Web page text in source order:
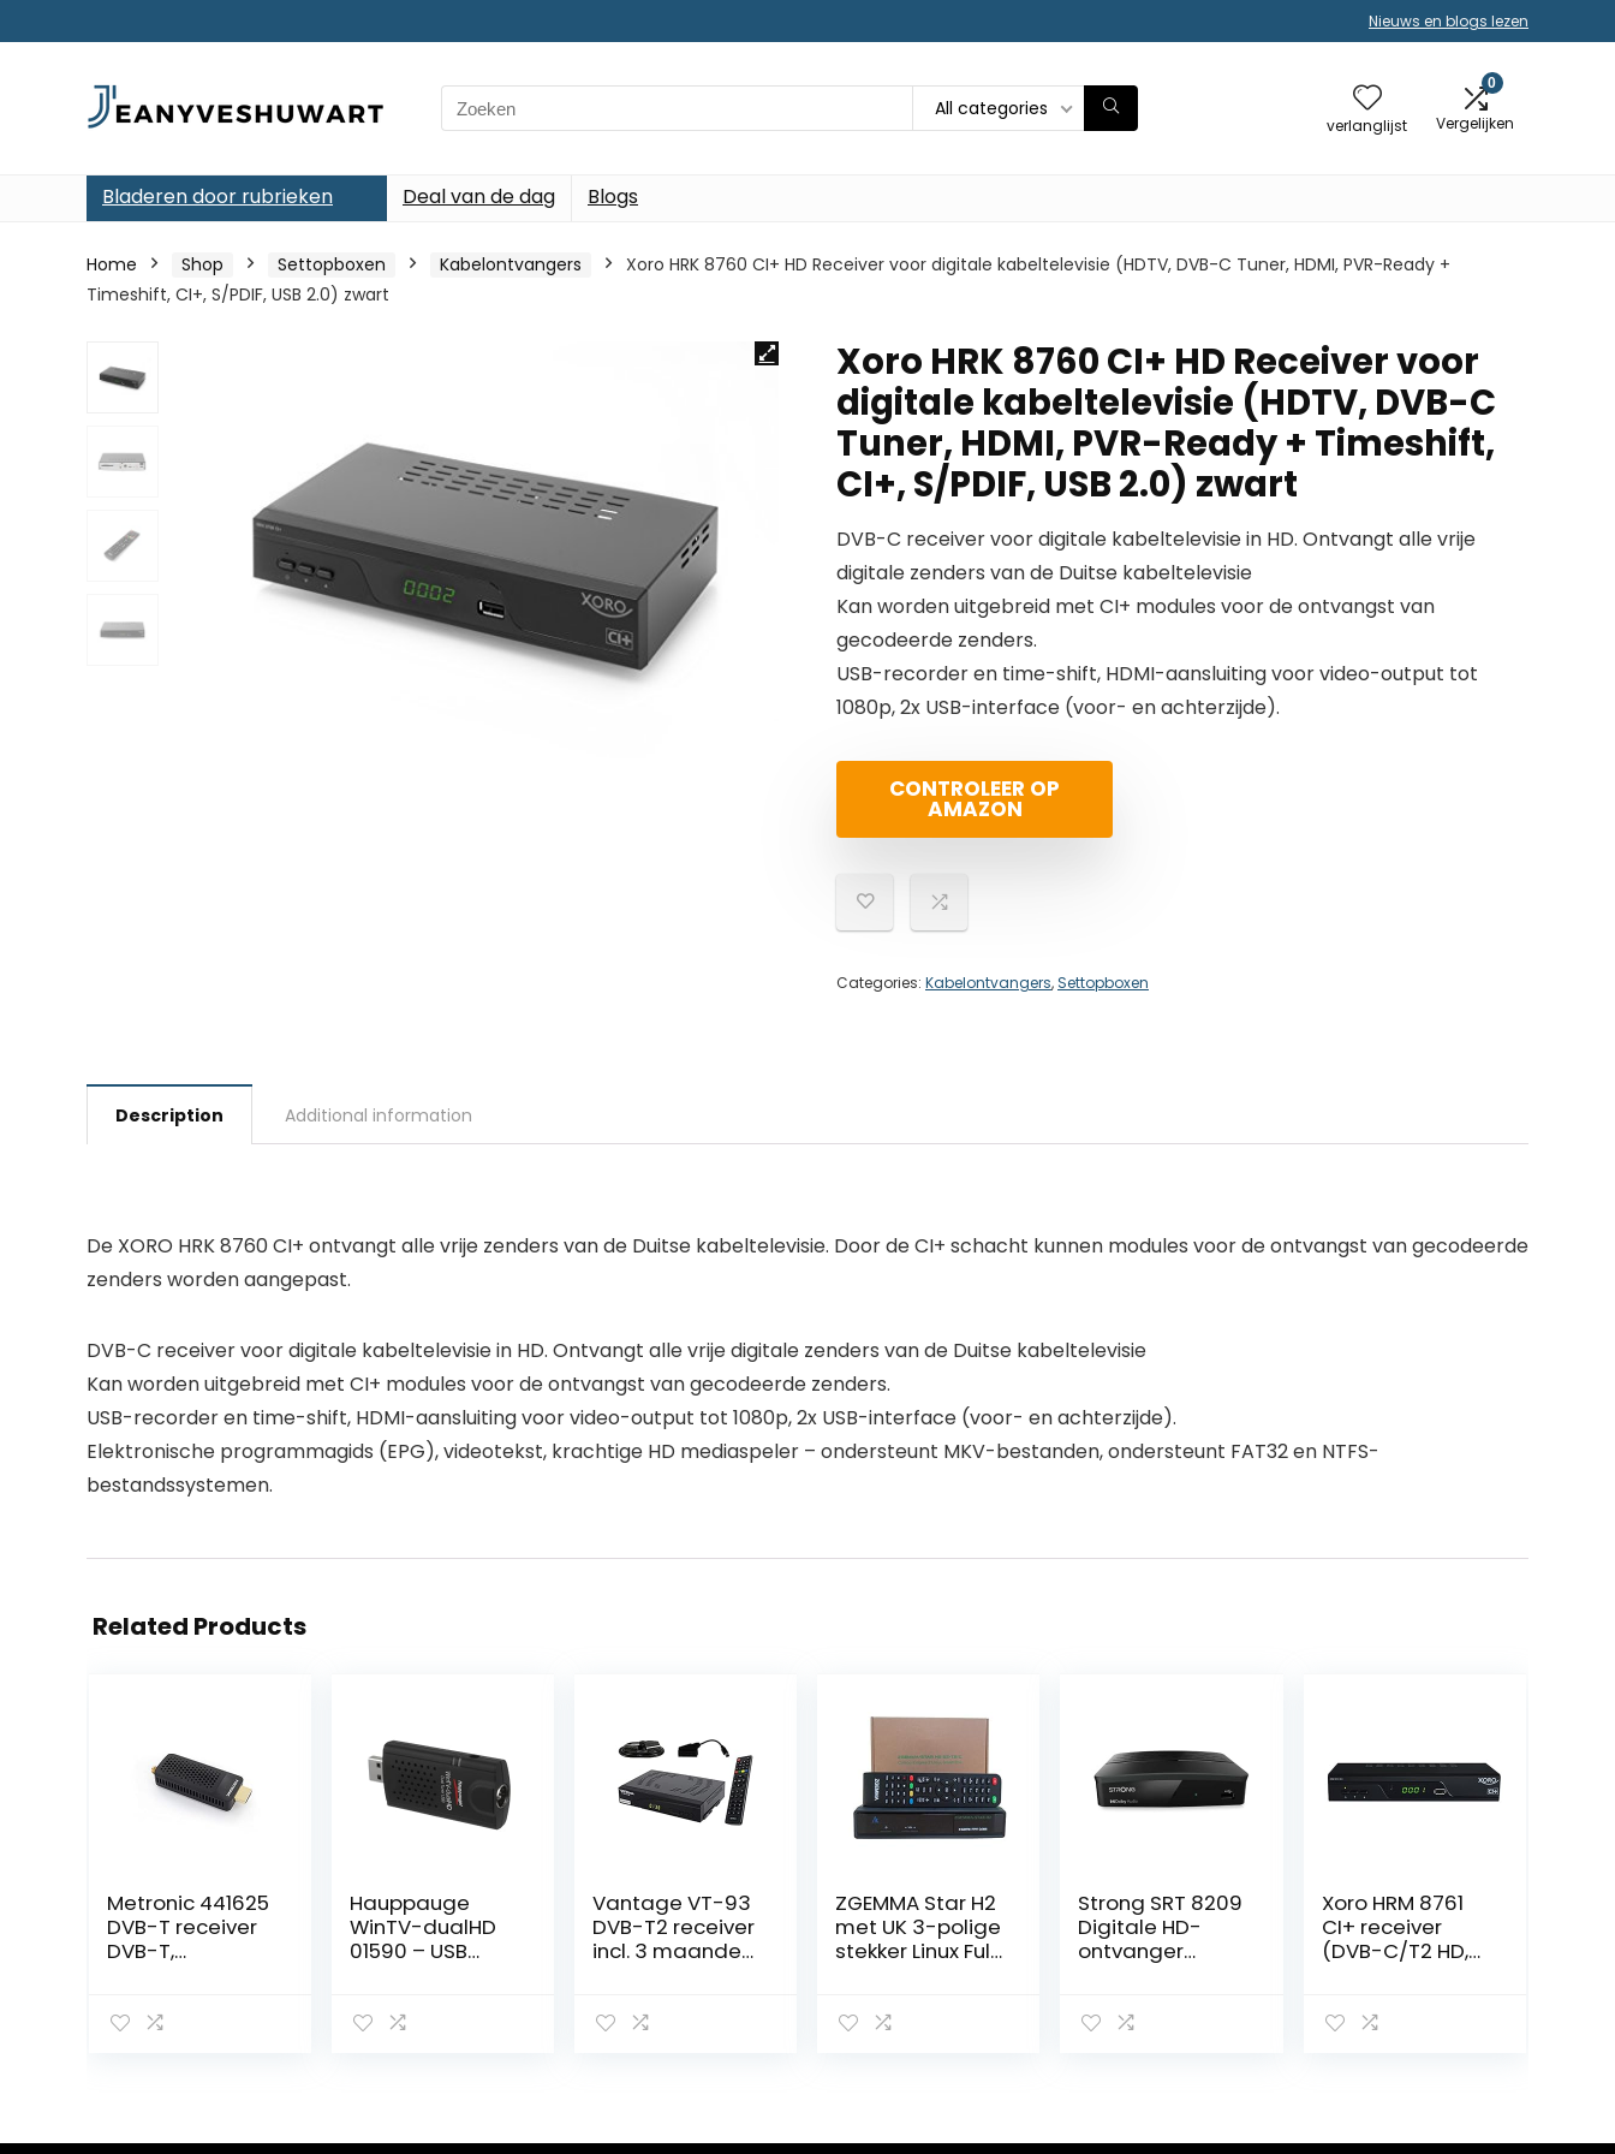
Nieuws en blogs lezen
Search
for:
All categories
verlanglijst
0
Vergelijken
Bladeren door rubrieken Deal van de dag Blogs
Home Shop Settopboxen Kabelontvangers
Xoro HRK 8760 CI+ HD Receiver voor digitale kabeltelevisie (HDTV, DVB-C Tuner, HDMI, PVR-Ready +
Timeshift, CI+, S/PDIF, USB 2.0) zwart
Xoro HRK 8760 CI+ HD Receiver voor
digitale kabeltelevisie (HDTV, DVB-C
Tuner, HDMI, PVR-Ready + Timeshift,
CI+, S/PDIF, USB 2.0) zwart
DVB-C receiver voor digitale kabeltelevisie in HD. Ontvangt alle vrije
digitale zenders van de Duitse kabeltelevisie
Kan worden uitgebreid met CI+ modules voor de ontvangst van
gecodeerde zenders.
USB-recorder en time-shift, HDMI-aansluiting voor video-output tot
1080p, 2x USB-interface (voor- en achterzijde).
CONTROLEER OP
AMAZON
Categories: Kabelontvangers,Settopboxen
Description Additional information
De XORO HRK 8760 CI+ ontvangt alle vrije zenders van de Duitse kabeltelevisie. Door de CI+ schacht kunnen modules voor de ontvangst van gecodeerde
zenders worden aangepast.
DVB-C receiver voor digitale kabeltelevisie in HD. Ontvangt alle vrije digitale zenders van de Duitse kabeltelevisie
Kan worden uitgebreid met CI+ modules voor de ontvangst van gecodeerde zenders.
USB-recorder en time-shift, HDMI-aansluiting voor video-output tot 1080p, 2x USB-interface (voor- en achterzijde).
Elektronische programmagids (EPG), videotekst, krachtige HD mediaspeler – ondersteunt MKV-bestanden, ondersteunt FAT32 en NTFS-
bestandssystemen.
Related Products
Metronic 441625
DVB-T receiver
DVB-T,
Stick Compact,
repeater
Hauppauge
WinTV-dualHD
01590 – USB
gelijktijdig tv
laptop of pc
Vantage VT-93
DVB-T2 receiver
incl. 3 maanden
in HD), PVR
USB 2.0, 12V
ZGEMMA Star H2
met UK 3-polige
stekker Linux Full
Strong SRT 8209
Digitale HD-
ontvanger
SCART, HEVC)
Xoro HRM 8761
CI+ receiver
(DVB-C/T2 HD,